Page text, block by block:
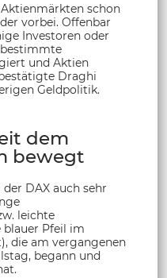
schon
vorbei. Offenbar
Investoren oder
und Aktien
Draghi
Geldpolitik.
dem
bewegt
DAX auch sehr
leichte
blauer Pfeil im
die am vergangenen
begann und